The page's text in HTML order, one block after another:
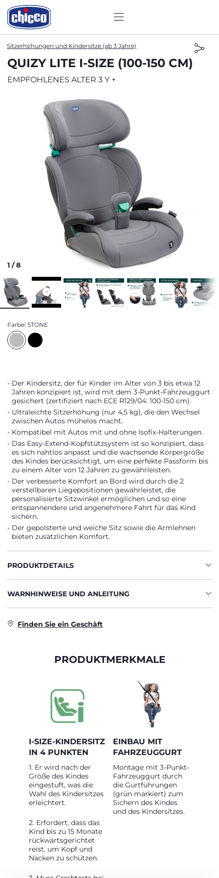
Sitzerhöhungen und Kindersitze (ab 3 Jahre)
QUIZY LITE I-SIZE (100-150 CM)
EMPFOHLENES ALTER 3 Y +
1 /8
Farbe: STONE
Der Kindersitz, der für Kinder im Alter von 3 bis etwa 12
Jahren konzipiert ist, wird mit dem 3-Punkt-Fahrzeuggurt
gesichert (zertifiziert nach ECE R129/04: 100-150 cm).
Ultraleichte Sitzerhöhung (nur 4,5 kg), die den Wechsel
zwischen Autos mühelos macht.
Kompatibel mit Autos mit und ohne Isofix-Halterungen.
Das Easy-Extend-Kopfstützsystem ist so konzipiert, dass
es sich nahtlos anpasst und die wachsende Körpergröße
des Kindes berücksichtigt, um eine perfekte Passform bis
zu einem Alter von 12 Jahren zu gewährleisten.
Der verbesserte Komfort an Bord wird durch die 2
verstellbaren Liegepositionen gewährleistet, die
personalisierte Sitzwinkel ermöglichen und so eine
entspannendere und angenehmere Fahrt für das Kind
sichern.
Der gepolsterte und weiche Sitz sowie die Armlehnen
bieten zusätzlichen Komfort.
PRODUKTDETAILS
WARNHINWEISE UND ANLEITUNG
Finden Sie ein Geschäft
PRODUKTMERKMALE
I-SIZE-KINDERSITZ
IN 4 PUNKTEN
1. Er wird nach der
Größe des Kindes
eingestuft, was die
Wahl des Kindersitzes
erleichtert.
2. Erfordert, dass das
Kind bis zu 15 Monate
rückwärtsgerichtet
reist, um Kopf und
Nacken zu schützen.
EINBAU MIT
FAHRZEUGGURT
Montage mit 3-Punkt-
Fahrzeuggurt durch
die Gurtführungen
(grün markiert) zum
Sichern des Kindes
und des Kindersitzes.